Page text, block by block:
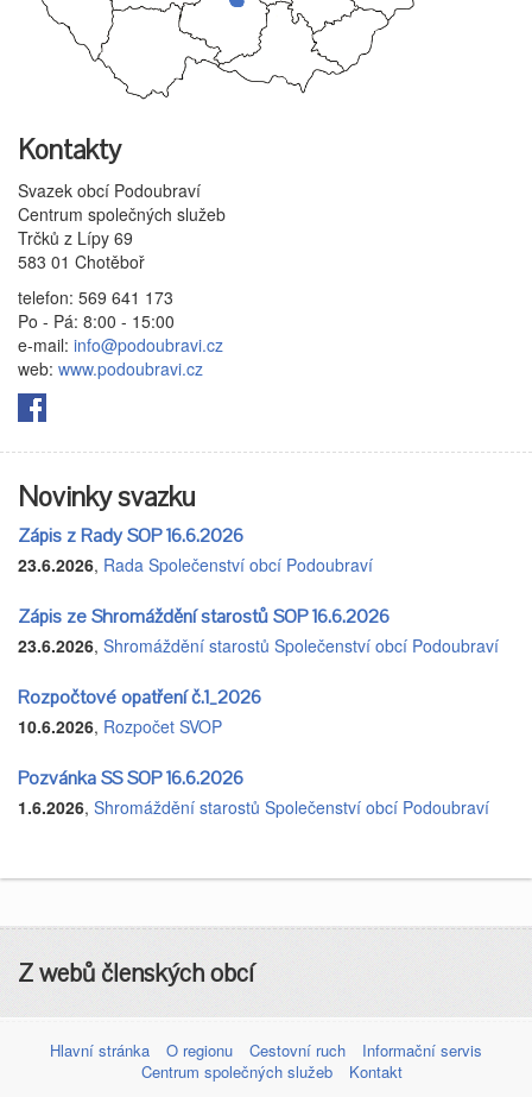
Kontakty
Svazek obcí Podoubraví
Centrum společných služeb
Trčků z Lípy 69
583 01 Chotěboř
telefon: 569 641 173
Po - Pá: 8:00 - 15:00
e-mail: info@podoubravi.cz
web: www.podoubravi.cz
Novinky svazku
Zápis z Rady SOP 16.6.2026
23.6.2026, Rada Společenství obcí Podoubraví
Zápis ze Shromáždění starostů SOP 16.6.2026
23.6.2026, Shromáždění starostů Společenství obcí Podoubraví
Rozpočtové opatření č.1_2026
10.6.2026, Rozpočet SVOP
Pozvánka SS SOP 16.6.2026
1.6.2026, Shromáždění starostů Společenství obcí Podoubraví
Z webů členských obcí
Hlavní stránka O regionu Cestovní ruch
Informační servis
Centrum společných služeb
Kontakt